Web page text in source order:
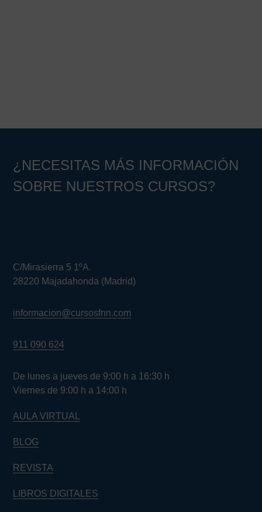
¿NECESITAS MÁS INFORMACIÓN
SOBRE NUESTROS CURSOS?
C/Mirasierra 5 1ºA.
28220 Majadahonda (Madrid)
informacion@cursosfnn.com
911 090 624
De lunes a jueves de 9:00 h a 16:30 h
Viernes de 9:00 h a 14:00 h
AULA VIRTUAL
BLOG
REVISTA
LIBROS DIGITALES